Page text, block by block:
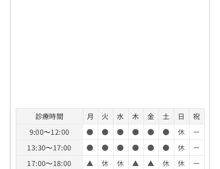
診療時間 月 火 水 木 金 土 日
祝
9:00〜12:00
● ● ● ● ● ● 休
ー
13:30〜17:00
● ● ● ● ● ● 休
ー
17:00〜18:00
▲ 休 休 ▲ ▲ 休 休
ー